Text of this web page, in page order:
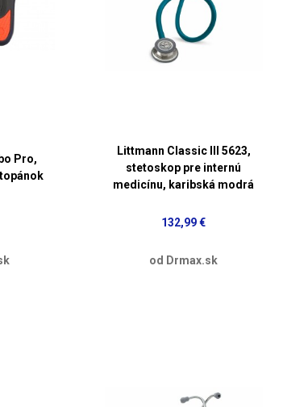
Pro,
Littmann Classic III 5623,
stetoskop pre internú
medicínu, karibská modrá
132,99 €
od Drmax.sk